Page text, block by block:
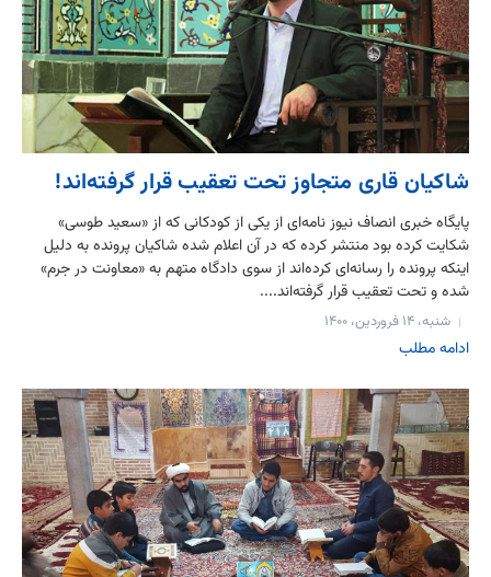
شاکیان قاری متجاوز تحت تعقیب قرار گرفته‌اند!
پایگاه خبری انصاف نیوز نامه‌ای از یکی از کودکانی که از «سعید طوسی»
شکایت کرده بود منتشر کرده که در آن اعلام شده شاکیان پرونده به دلیل
اینکه پرونده را رسانه‌‌ای کرده‌اند از سوی دادگاه متهم به «معاونت در جرم»
شده و تحت تعقیب قرار گرفته‌اند....
شنبه، ۱۴ فروردین، ۱۴۰۰
ادامه مطلب